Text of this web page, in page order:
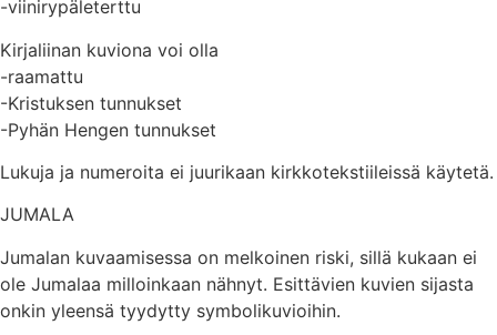
-viinirypäleterttu
Kirjaliinan kuviona voi olla
-raamattu
-Kristuksen tunnukset
-Pyhän Hengen tunnukset
Lukuja ja numeroita ei juurikaan kirkkotekstiileissä käytetä.
JUMALA
Jumalan kuvaamisessa on melkoinen riski, sillä kukaan ei
ole Jumalaa milloinkaan nähnyt. Esittävien kuvien sijasta
onkin yleensä tyydytty symbolikuvioihin.